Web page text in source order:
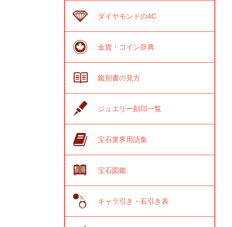
ダイヤモンドの4C
金貨・コイン辞典
鑑別書の見方
ジュエリー刻印一覧
宝石業界用語集
宝石図鑑
キャラ引き・石引き表